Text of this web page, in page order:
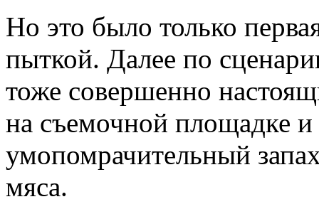
Но это было только
пыткой. Далее по
тоже совершенно
на съемочной площадке
умопомрачительный
мяса.